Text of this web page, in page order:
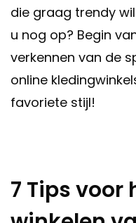
die graag trendy
u nog op? Begin
verkennen van de
online
favoriete stijl!
7 Tips voor